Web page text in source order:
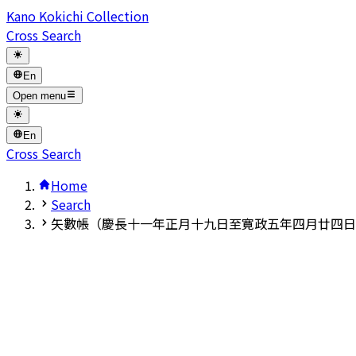
Kano Kokichi Collection
Cross Search
En
Open menu
En
Cross Search
Home
Search
矢數帳（慶長十一年正月十九日至寛政五年四月廿四